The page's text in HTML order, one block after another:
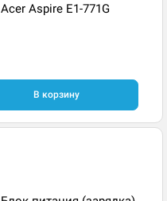
Acer Aspire E1-771G
В корзину